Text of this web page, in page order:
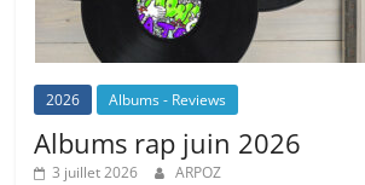
2026 Albums - Reviews
Albums rap juin 2026
3 juillet 2026 ARPOZ